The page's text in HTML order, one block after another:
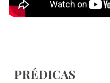
PRÉDICAS